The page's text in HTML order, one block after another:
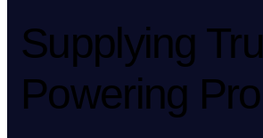
Supplying
Powering